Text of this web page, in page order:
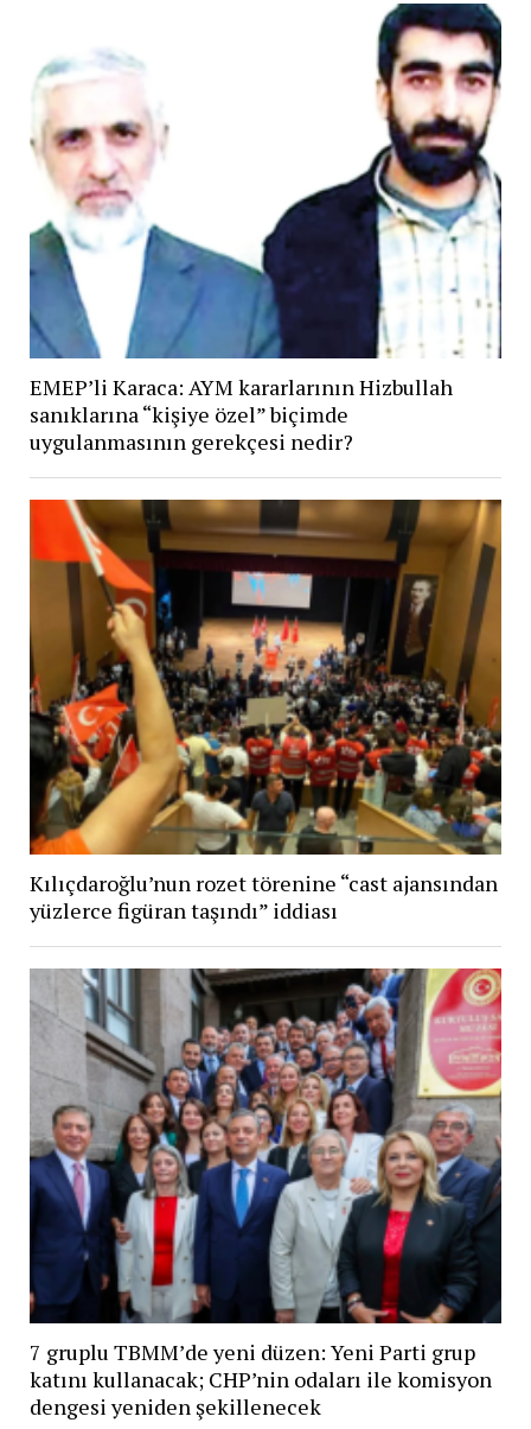
EMEP’li Karaca: AYM kararlarının Hizbullah
sanıklarına “kişiye özel” biçimde
uygulanmasının gerekçesi nedir?
Kılıçdaroğlu’nun rozet törenine “cast ajansından
yüzlerce figüran taşındı” iddiası
7 gruplu TBMM’de yeni düzen: Yeni Parti grup
katını kullanacak; CHP’nin odaları ile komisyon
dengesi yeniden şekillenecek